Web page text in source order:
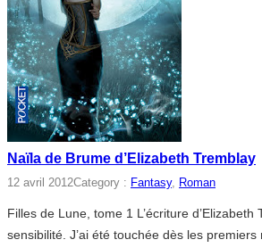
Naïla de Brume d’Elizabeth Tremblay
12 avril 2012Category : Fantasy, Roman
Filles de Lune, tome 1 L’écriture
sensibilité. J’ai été touchée dès les